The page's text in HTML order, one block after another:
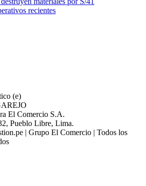
(e)
El Comercio S.A.
Pueblo Libre, Lima.
| Grupo El Comercio | Todos los